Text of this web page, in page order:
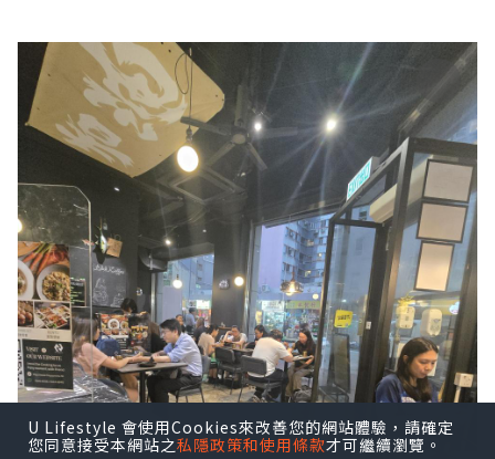
U Lifestyle 會使用Cookies來改善您的網站體驗，請確定
您同意接受本網站之私隱政策和使用條款才可繼續瀏覽。